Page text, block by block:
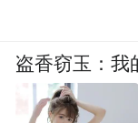
盗香窃玉：我